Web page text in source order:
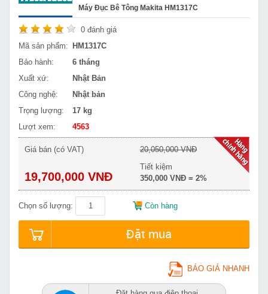
Máy Đục Bê Tông Makita HM1317C
0 đánh giá
Mã sản phẩm:
HM1317C
Bảo hành:
6 tháng
Xuất xứ:
Nhật Bản
Công nghệ:
Nhật bản
Trọng lượng:
17 kg
Lượt xem:
4563
Giá bán (có VAT)
19,700,000 VNĐ
20,050,000 VNĐ
Tiết kiệm
350,000 VNĐ = 2%
Chọn số lượng: Còn hàng
Đặt mua
BÁO GIÁ NHANH